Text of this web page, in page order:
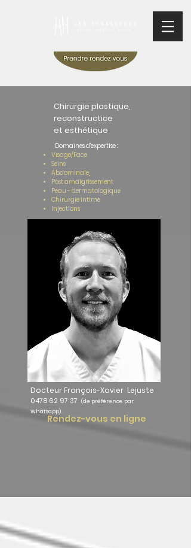
Chirurgie plastique,
reconstructice
et esthétique
Domaines d'expertise :
Visage/Face
Seins
Abdominale
Post amaigrissement
Peau - dermatologique
Chirurgie intime
Injections
Docteur François-Xavier Lejuste
0478 62 97 37 (de préférence par
Whatsapp)
Rendez-vous en ligne